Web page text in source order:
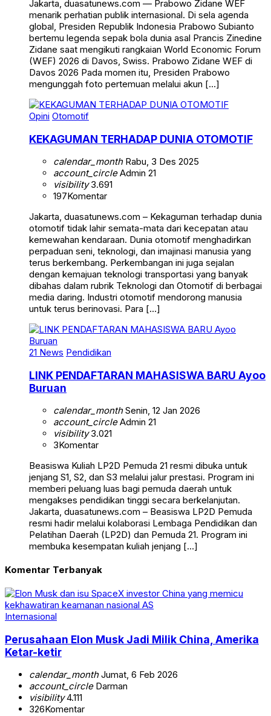
Jakarta, duasatunews.com — Prabowo Zidane WEF
menarik perhatian publik internasional. Di sela agenda
global, Presiden Republik Indonesia Prabowo Subianto
bertemu legenda sepak bola dunia asal Prancis Zinedine
Zidane saat mengikuti rangkaian World Economic Forum
(WEF) 2026 di Davos, Swiss. Prabowo Zidane WEF di
Davos 2026 Pada momen itu, Presiden Prabowo
mengunggah foto pertemuan melalui akun […]
Opini Otomotif
KEKAGUMAN TERHADAP DUNIA OTOMOTIF
calendar_monthRabu, 3 Des 2025
account_circleAdmin 21
visibility3.691
197Komentar
Jakarta, duasatunews.com – Kekaguman terhadap dunia
otomotif tidak lahir semata-mata dari kecepatan atau
kemewahan kendaraan. Dunia otomotif menghadirkan
perpaduan seni, teknologi, dan imajinasi manusia yang
terus berkembang. Perkembangan ini juga sejalan
dengan kemajuan teknologi transportasi yang banyak
dibahas dalam rubrik Teknologi dan Otomotif di berbagai
media daring. Industri otomotif mendorong manusia
untuk terus berinovasi. Para […]
21 News Pendidikan
LINK PENDAFTARAN MAHASISWA BARU Ayoo
Buruan
calendar_monthSenin, 12 Jan 2026
account_circleAdmin 21
visibility3.021
3Komentar
Beasiswa Kuliah LP2D Pemuda 21 resmi dibuka untuk
jenjang S1, S2, dan S3 melalui jalur prestasi. Program ini
memberi peluang luas bagi pemuda daerah untuk
mengakses pendidikan tinggi secara berkelanjutan.
Jakarta, duasatunews.com – Beasiswa LP2D Pemuda
resmi hadir melalui kolaborasi Lembaga Pendidikan dan
Pelatihan Daerah (LP2D) dan Pemuda 21. Program ini
membuka kesempatan kuliah jenjang […]
Komentar Terbanyak
Internasional
Perusahaan Elon Musk Jadi Milik China, Amerika
Ketar-ketir
calendar_monthJumat, 6 Feb 2026
account_circleDarman
visibility4.111
326Komentar